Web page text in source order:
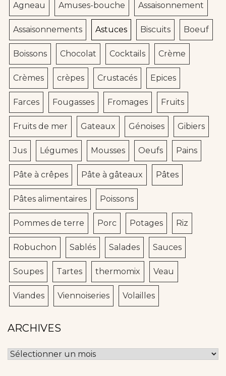
Agneau Amuses-bouche Assaisonnement
Assaisonnements Astuces Biscuits Boeuf
Boissons Chocolat Cocktails Crème
Crèmes crèpes Crustacés Epices
Farces Fougasses Fromages Fruits
Fruits de mer Gateaux Génoises Gibiers
Jus Légumes Mousses Oeufs Pains
Pâte à crêpes Pâte à gâteaux Pâtes
Pâtes alimentaires Poissons
Pommes de terre Porc Potages Riz
Robuchon Sablés Salades Sauces
Soupes Tartes thermomix Veau
Viandes Viennoiseries Volailles
ARCHIVES
Archives